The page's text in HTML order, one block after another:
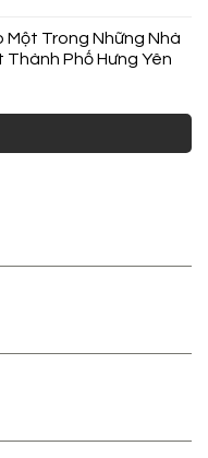
Một Trong Những Nhà
Thành Phố Hưng Yên